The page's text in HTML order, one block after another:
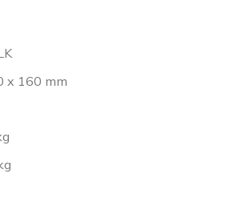
x 160 mm